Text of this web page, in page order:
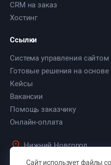
CRM на заказ
Хостинг
Ссылки
Система управления сайтом
Готовые решения на
Кейсы
Вакансии
Помощь заказчику
Онлайн-оплата
Нижний Новгород
Сайт использует файлы